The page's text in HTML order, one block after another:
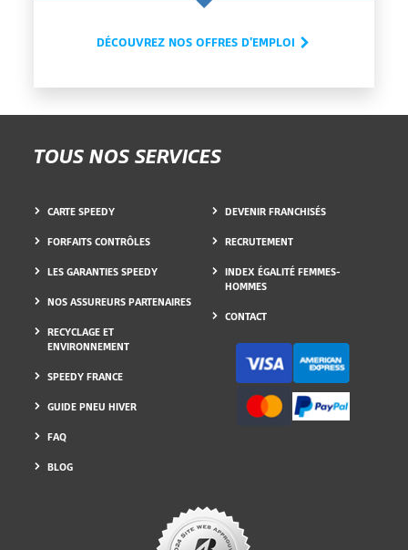
DÉCOUVREZ NOS OFFRES D'EMPLOI
TOUS NOS SERVICES
CARTE SPEEDY
FORFAITS CONTRÔLES
LES GARANTIES SPEEDY
NOS ASSUREURS PARTENAIRES
RECYCLAGE ET
ENVIRONNEMENT
SPEEDY FRANCE
GUIDE PNEU HIVER
FAQ
BLOG
DEVENIR FRANCHISÉS
RECRUTEMENT
INDEX ÉGALITÉ FEMMES-
HOMMES
CONTACT